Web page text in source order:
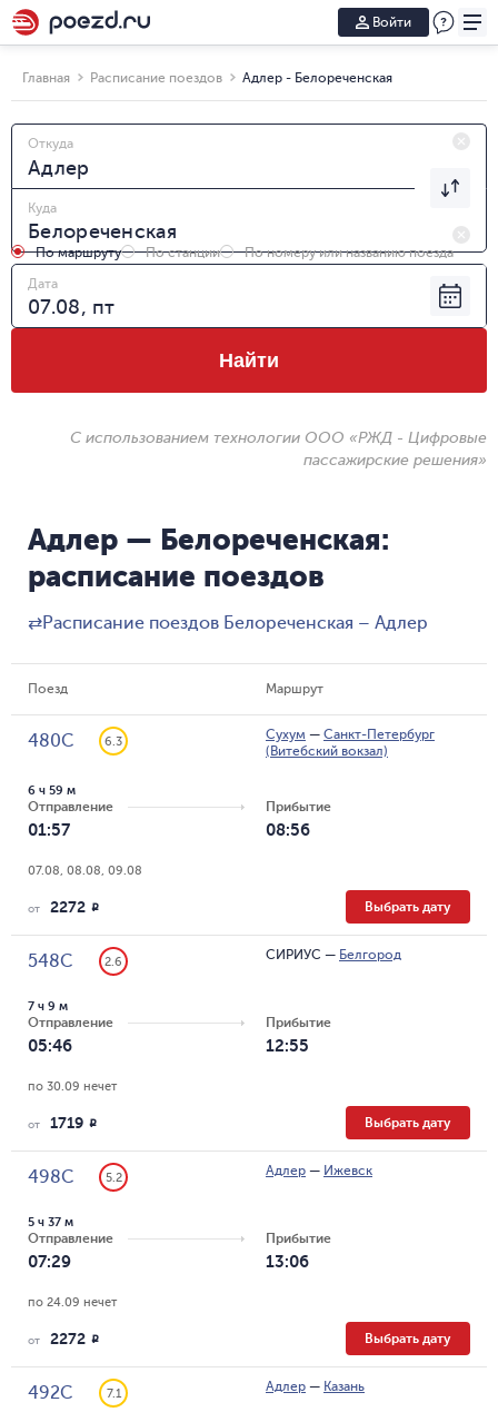
Войти
Главная Расписание поездов Адлер - Белореченская
Откуда
Куда
По маршруту По станции
По номеру или названию поезда
Дата
Найти
С использованием технологии ООО «РЖД - Цифровые
пассажирские решения»
Адлер — Белореченская:
расписание поездов
⇄Расписание поездов Белореченская – Адлер
Поезд Маршрут
480С 6.3 Сухум — Санкт-Петербург
(Витебский вокзал)
Отправление
01:57
6 ч 59 м
Прибытие
08:56
07.08, 08.08, 09.08
от 2272 R Выбрать дату
548С 2.6 СИРИУС — Белгород
Отправление
05:46
7 ч 9 м
Прибытие
12:55
по 30.09 нечет
от 1719 R Выбрать дату
498С 5.2 Адлер — Ижевск
Отправление
07:29
5 ч 37 м
Прибытие
13:06
по 24.09 нечет
от 2272 R Выбрать дату
492С 7.1 Адлер — Казань